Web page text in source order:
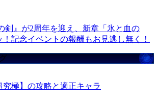
剣』が2周年を迎え、新章「氷と血の
記念イベントの報酬もお見逃し無く！
究極】の攻略と適正キャラ